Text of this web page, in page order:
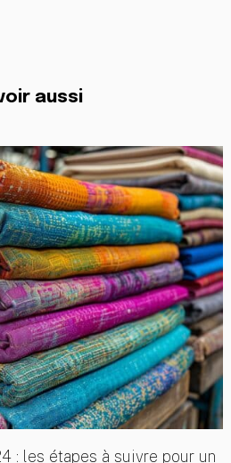
aussi
: les étapes à suivre pour un